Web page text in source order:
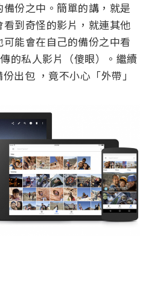
份之中。簡單的講，就是
到奇怪的影片，就連其他
能會在自己的備份之中看
的私人影片（傻眼）。繼續
出包 ，竟不小心「外帶」